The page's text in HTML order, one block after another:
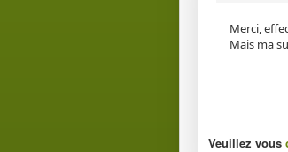
Merci,
Mais ma
Veuillez vous